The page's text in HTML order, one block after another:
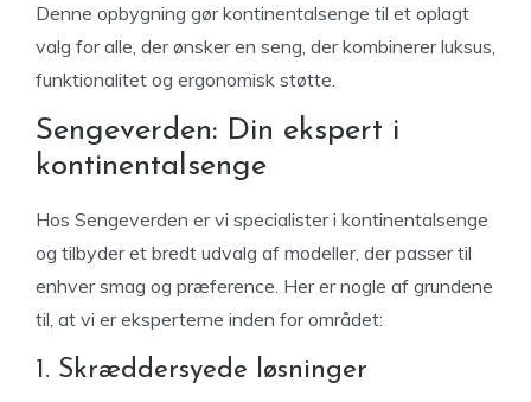
Denne opbygning gør kontinentalsenge til et oplagt
valg for alle, der ønsker en seng, der kombinerer luksus,
funktionalitet og ergonomisk støtte.
Sengeverden: Din ekspert i
kontinentalsenge
Hos Sengeverden er vi specialister i kontinentalsenge
og tilbyder et bredt udvalg af modeller, der passer til
enhver smag og præference. Her er nogle af grundene
til, at vi er eksperterne inden for området:
1. Skræddersyede løsninger